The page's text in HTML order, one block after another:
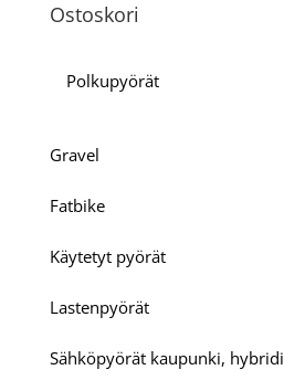
Ostoskori
Polkupyörät
Gravel
Fatbike
Käytetyt pyörät
Lastenpyörät
Sähköpyörät kaupunki, hybridi